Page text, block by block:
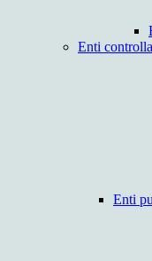
Enti
Enti